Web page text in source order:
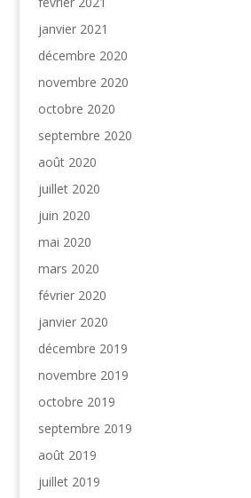
janvier 2021
décembre 2020
novembre 2020
octobre 2020
septembre 2020
août 2020
juillet 2020
juin 2020
mai 2020
mars 2020
février 2020
janvier 2020
décembre 2019
novembre 2019
octobre 2019
septembre 2019
août 2019
juillet 2019